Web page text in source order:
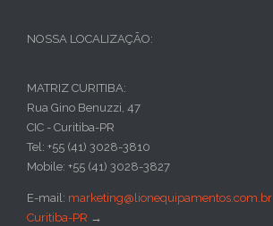
NOSSA LOCALIZAÇÃO:
MATRIZ CURITIBA:
Rua Gino Benuzzi, 47
CIC - Curitiba-PR
Tel: +55 (41) 3028-3810
Mobile: +55 (41) 3028-3827
E-mail: marketing@lionequipamentos.com.br
Curitiba-PR →